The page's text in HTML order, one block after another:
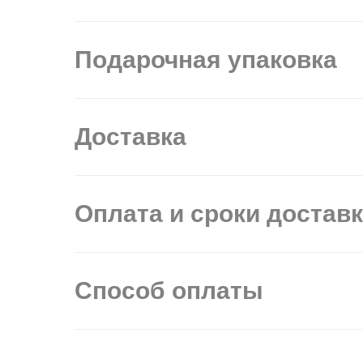
Подарочная упаковка
Доставка
Оплата и сроки
Способ оплаты